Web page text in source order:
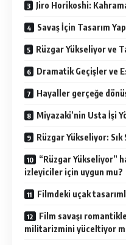
Jiro Horikoshi:
Savaş İçin Tasarım
Rüzgar Yükseliyor ve
Dramatik Geçişler ve
Hayaller gerçeğe
Miyazaki’nin Usta İşi
Rüzgar Yükseliyor:
“Rüzgar Yükseliyor”
izleyiciler için uygun mu?
Filmdeki uçak
Film savaşı
militarizmini yüceltiyor